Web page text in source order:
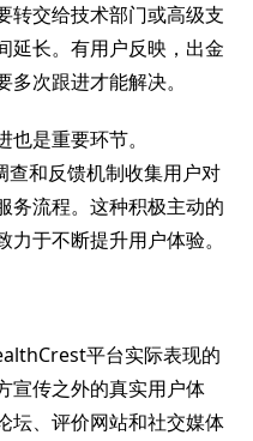
转交给技术部门或高级支
延长。有用户反映，出金
次跟进才能解决。
是重要环节。
和反馈机制收集用户对
务流程。这种积极主动的
于不断提升用户体验。
平台实际表现的
宣传之外的真实用户体
坛、评价网站和社交媒体